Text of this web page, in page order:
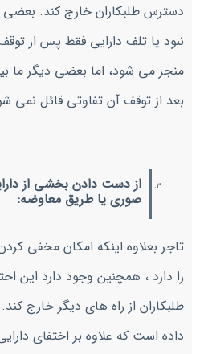
دسترس طلبکاران خارج کند. بعضی
نبود یا تلف دارایی فقط پس از
منجر می شود، اما بعضی دیگر ما
بعد از توقف آن تفاوتی قائل نمی
از دست دادن بخشی از
صوری یا طریق معاوضه:
تاجر بعلاوه اینکه امکان مخفی
را دارد ، همچنین وجود دارد این
طلبکاران از راه های دیگر خارج
داده است که علاوه بر اختفای